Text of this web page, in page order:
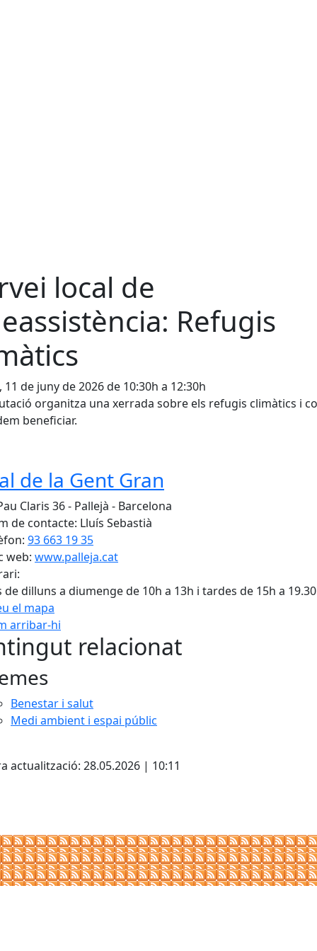
local de
Refugis
11 de juny de 2026 de 10:30h a 12:30h
organitza una xerrada sobre els refugis climàtics i
beneficiar.
de la Gent Gran
Claris 36 - Pallejà - Barcelona
de contacte: Lluís Sebastià
93 663 19 35
web: www.palleja.cat
de dilluns a diumenge de 10h a 13h i tardes de 15h a
el mapa
arribar-hi
relacionat
Benestar i salut
Medi ambient i espai públic
actualització: 28.05.2026 | 10:11